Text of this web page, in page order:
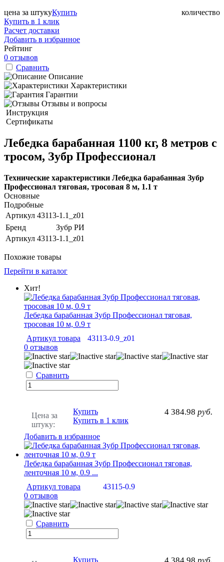
цена за штуку количество
Купить
Купить в 1 клик
Расчет доставки
Добавить в избранное
Рейтинг
0 отзывов
Сравнить
Описание
Характеристики
Гарантии
Отзывы и вопросы
Инструкция
Сертификаты
Лебедка барабанная 1100 кг, 8 метров с
тросом, Зубр Профессионал
Технические характеристики Лебедка барабанная Зубр
Профессионал тяговая, тросовая 8 м, 1.1 т
Основные
Подробные
Артикул 43113-1.1_z01
Бренд
Зубр РИ
Артикул 43113-1.1_z01
Похожие товары
Перейти в каталог
Хит!
Лебедка барабанная Зубр Профессионал тяговая,
тросовая 10 м, 0.9 т
Артикул товара
43113-0.9_z01
0 отзывов
Сравнить
Цена за
штуку:
4 384.98 руб.
Купить
Купить в 1 клик
Добавить в избранное
Лебедка барабанная Зубр Профессионал тяговая,
ленточная 10 м, 0.9 ...
Артикул товара
43115-0.9
0 отзывов
Сравнить
4 384.98 руб.
Купить